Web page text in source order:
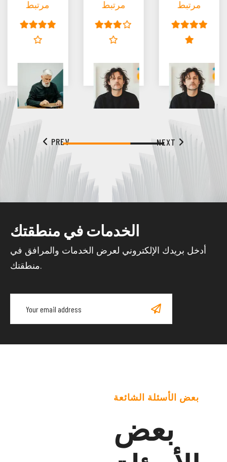
مرتبط مرتبط مرتبط
PREV NEXT
الخدمات في منطقتك
أدخل بريدك الإلكتروني لعرض الخدمات والمرافق في
منطقتك.
بعض الأسئلة الشائعة
بعض